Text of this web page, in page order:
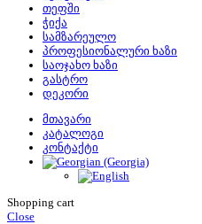
თეფში
ჭიქა
სამზარეულო
პროფესიონალური ხაზი
საოჯახო ხაზი
გასტრო
დეკორი
მთავარი
კატალოგი
კონტაქტი
Shopping cart
Close